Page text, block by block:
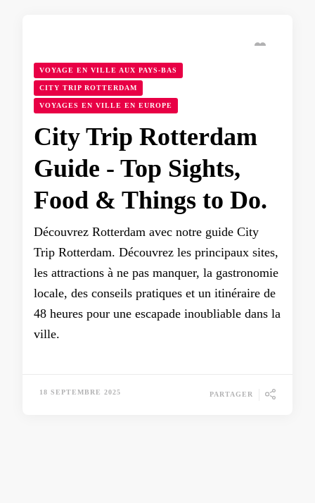
VOYAGE EN VILLE AUX PAYS-BAS
CITY TRIP ROTTERDAM
VOYAGES EN VILLE EN EUROPE
City Trip Rotterdam
Guide - Top Sights,
Food & Things to Do.
Découvrez Rotterdam avec notre guide City
Trip Rotterdam. Découvrez les principaux sites,
les attractions à ne pas manquer, la gastronomie
locale, des conseils pratiques et un itinéraire de
48 heures pour une escapade inoubliable dans la
ville.
18 SEPTEMBRE 2025 PARTAGER